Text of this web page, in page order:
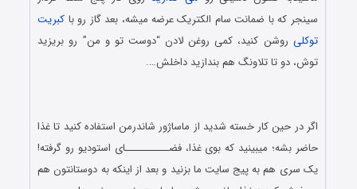
سینجر که با ضمانت سام الکتریک عرضه میشه، بعد گاز رو با کبریت
توکلی روشن کنید، کمی روغن لادن “دوست تو و من” رو بریزید
توش، دو تا تلاونگ هم بندازید داخلش….
اگر در حین کار خسته شدید از ماساژور شاندرمن استفاده کنید تا غذا
حاضر بشه؛ میبینید که بوی غذا، فضـــــــــــای استودیو رو گرفته!
یک سری هم به پیج سایت ما بزنید و بعد از اینکه به دوستانتون هم